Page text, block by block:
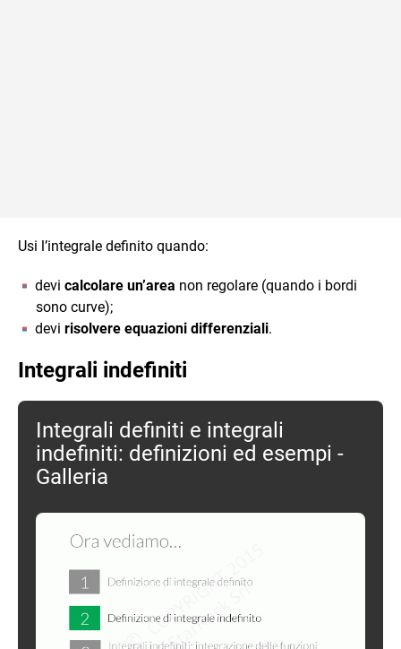
Usi l’integrale definito quando:
devi calcolare un’area non regolare (quando i bordi
sono curve);
devi risolvere equazioni differenziali.
Integrali indefiniti
Integrali definiti e integrali
indefiniti: definizioni ed esempi -
Galleria